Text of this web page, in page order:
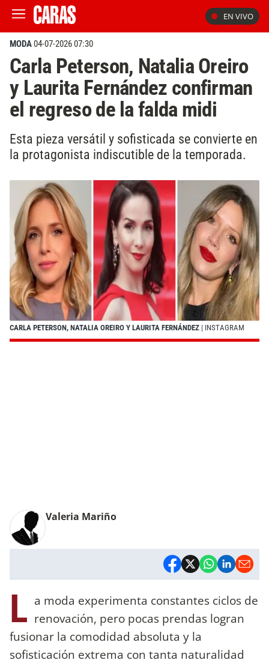
EN VIVO
MODA04-07-2026 07:30
Carla Peterson, Natalia Oreiro
y Laurita Fernández confirman
el regreso de la falda midi
Esta pieza versátil y sofisticada se convierte en
la protagonista indiscutible de la temporada.
CARLA PETERSON, NATALIA OREIRO Y LAURITA FERNÁNDEZ | INSTAGRAM
Valeria Mariño
L a moda experimenta constantes ciclos de
renovación, pero pocas prendas logran
fusionar la comodidad absoluta y la
sofisticación extrema con tanta naturalidad